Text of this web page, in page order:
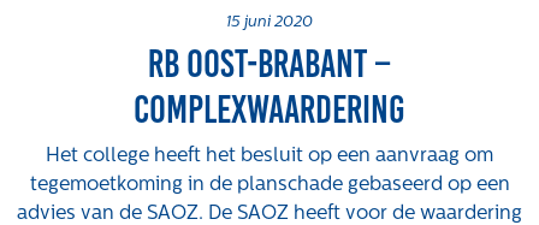
Tender-light voormalige St. Josefschool in
Concurrentiegerichte dialoog en tenderstrategie
Hoge Woerd in Ewijk
Pachtbeleid gemeente Valkenswaard: duurzame
pacht als instrument voor landbouw- en
15 juni 2020
Rb Oost-Brabant –
Complexwaardering
Het college heeft het besluit op een aanvraag om
tegemoetkoming in de planschade gebaseerd op een
advies van de SAOZ. De SAOZ heeft voor de waardering